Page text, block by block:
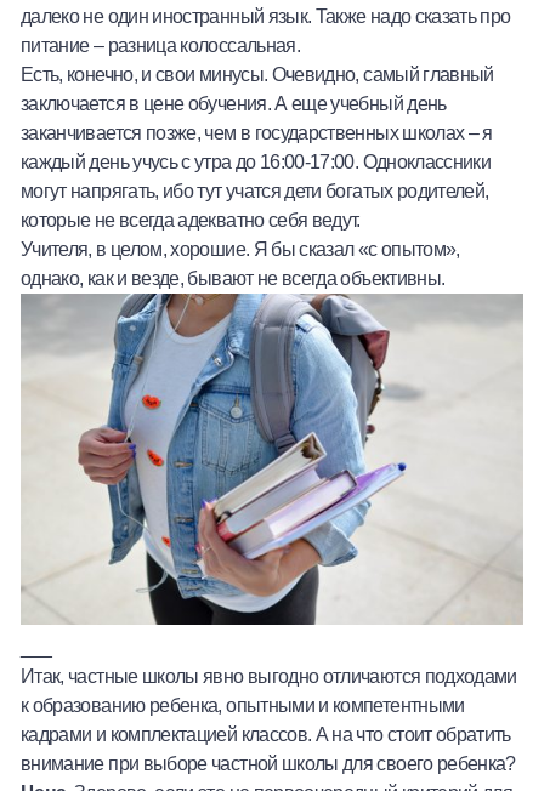
далеко не один иностранный язык. Также надо сказать про
питание – разница колоссальная.
Есть, конечно, и свои минусы. Очевидно, самый главный
заключается в цене обучения. А еще учебный день
заканчивается позже, чем в государственных школах – я
каждый день учусь с утра до 16:00-17:00. Одноклассники
могут напрягать, ибо тут учатся дети богатых родителей,
которые не всегда адекватно себя ведут.
Учителя, в целом, хорошие. Я бы сказал «с опытом»,
однако, как и везде, бывают не всегда объективны.
Итак, частные школы явно выгодно отличаются подходами
к образованию ребенка, опытными и компетентными
кадрами и комплектацией классов. А на что стоит обратить
внимание при выборе частной школы для своего ребенка?